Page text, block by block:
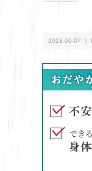
2018-06-07 ｜